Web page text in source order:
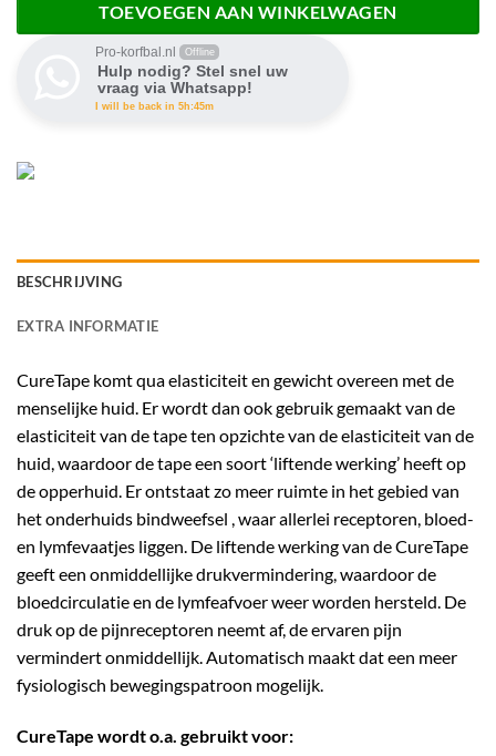
TOEVOEGEN AAN WINKELWAGEN
Pro-korfbal.nl Offline
Hulp nodig? Stel snel uw
vraag via Whatsapp!
I will be back in 5h:45m
BESCHRIJVING
EXTRA INFORMATIE
CureTape komt qua elasticiteit en gewicht overeen met de
menselijke huid. Er wordt dan ook gebruik gemaakt van de
elasticiteit van de tape ten opzichte van de elasticiteit van de
huid, waardoor de tape een soort ‘liftende werking’ heeft op
de opperhuid. Er ontstaat zo meer ruimte in het gebied van
het onderhuids bindweefsel , waar allerlei receptoren, bloed-
en lymfevaatjes liggen. De liftende werking van de CureTape
geeft een onmiddellijke drukvermindering, waardoor de
bloedcirculatie en de lymfeafvoer weer worden hersteld. De
druk op de pijnreceptoren neemt af, de ervaren pijn
vermindert onmiddellijk. Automatisch maakt dat een meer
fysiologisch bewegingspatroon mogelijk.
CureTape wordt o.a. gebruikt voor: